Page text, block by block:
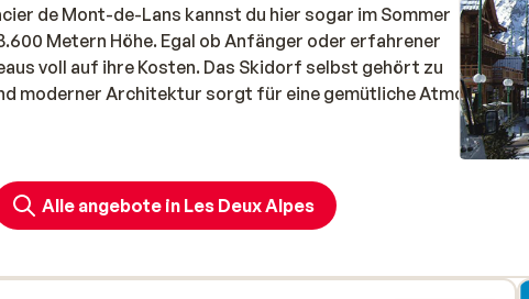
de Mont-de-Lans kannst du hier sogar im Sommer
Metern Höhe. Egal ob Anfänger oder erfahrener
voll auf ihre Kosten. Das Skidorf selbst gehört zu
moderner Architektur sorgt für eine gemütliche Atmosphäre.
ist der Skipass bei Sunweb immer inklusive.
die neue Jandri Express Gondel.
nur 17 Minuten auf den Gletscher. Mit einer Kapazität
Alle angebote in Les Deux Alpes